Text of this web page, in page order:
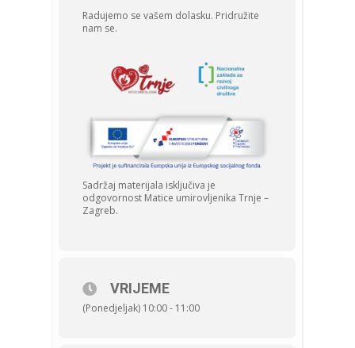
Radujemo se vašem dolasku. Pridružite
nam se.
Sadržaj materijala isključiva je
odgovornost Matice umirovljenika Trnje –
Zagreb.
VRIJEME
(Ponedjeljak) 10:00 - 11:00